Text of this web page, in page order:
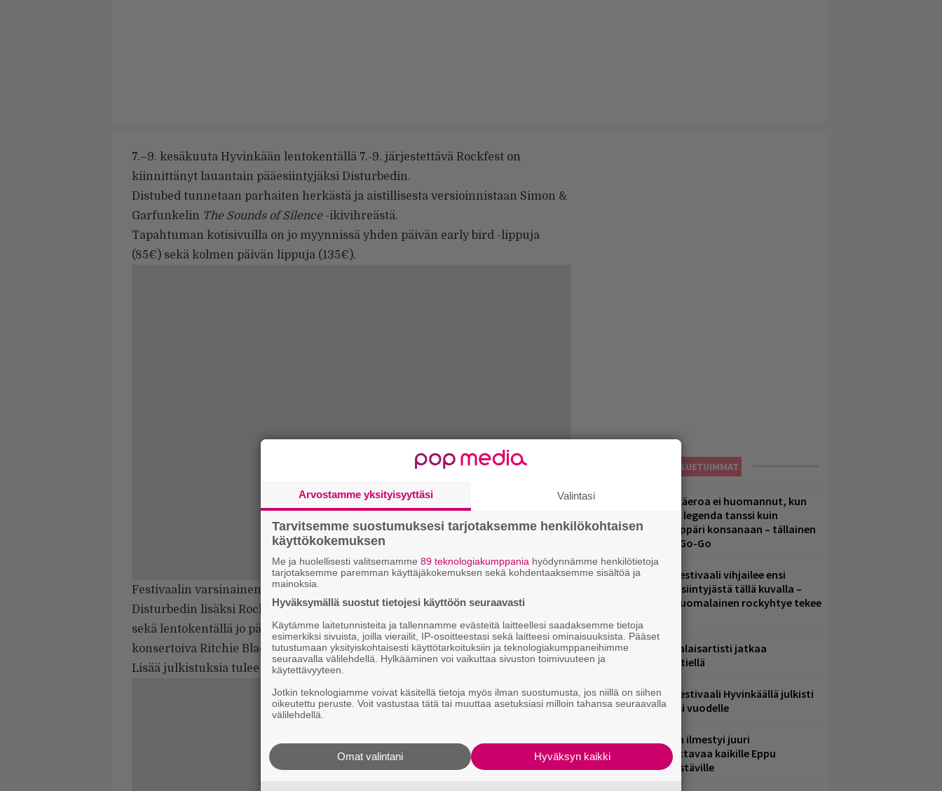
7.–9. kesäkuuta Hyvinkään lentokentällä 7.-9. järjestettävä Rockfest on
kiinnittänyt lauantain pääesiintyjäksi Disturbedin.
Distubed tunnetaan parhaiten herkästä ja aistillisesta versioinnistaan Simon &
Garfunkelin The Sounds of Silence-ikivihreästä.
Tapahtuman kotisivuilla on jo myynnissä yhden päivän early bird -lippuja
(85€) sekä kolmen päivän lippuja (135€).
Festivaalin varsinainen lipunmyynti käynnistyy 19. marraskuuta.
Disturbedin lisäksi Rockfestissä esiintyvät perjantain pääesiintyjä Slipknot
sekä lentokentällä jo päivää ennen varsinaisia festivaaleja eli 6. kesäkuuta
konsertoiva Ritchie Blackmore’s Rainbow.
Lisää julkistuksia tulee vielä tämän vuoden puolella.
LUETUIMMAT
41 vuoden ikäeroa ei huomannut, kun
suomirockin legenda tanssi kuin
elohopea-räppäri konsanaan – tällainen
oli Jytäkesä Go-Go
Helsinkiläisfestivaali vihjailee ensi
vuoden pääesiintyjästä tällä kuvalla –
rakastettu suomalainen rockyhtye tekee
Tämä suomalaisartisti jatkaa
ennätyksien tiellä
Äärimetallifestivaali Hyvinkäällä julkisti
esiintyjiä ensi vuodelle
Yle Areenaan ilmestyi juuri
pakkokatsottavaa kaikille Eppu
Normaalin ystäville
Arvostamme yksityisyyttäsi Valintasi
Tarvitsemme suostumuksesi tarjotaksemme henkilökohtaisen
käyttökokemuksen
Me ja huolellisesti valitsemamme 89 teknologiakumppania hyödynnämme henkilötietoja
tarjotaksemme paremman käyttäjäkokemuksen sekä kohdentaaksemme sisältöä ja
mainoksia.
Hyväksymällä suostut tietojesi käyttöön seuraavasti
Käytämme laitetunnisteita ja tallennamme evästeitä laitteellesi saadaksemme tietoja
esimerkiksi sivuista, joilla vierailit, IP-osoitteestasi sekä laitteesi ominaisuuksista. Pääset
tutustumaan yksityiskohtaisesti käyttötarkoituksiin ja teknologiakumppaneihimme
seuraavalla välilehdellä. Hylkääminen voi vaikuttaa sivuston toimivuuteen ja
käytettävyyteen.
Jotkin teknologiamme voivat käsitellä tietoja myös ilman suostumusta, jos niillä on siihen
oikeutettu peruste. Voit vastustaa tätä tai muuttaa asetuksiasi milloin tahansa seuraavalla
välilehdellä.
Hyväksyn kaikki
Omat valintani